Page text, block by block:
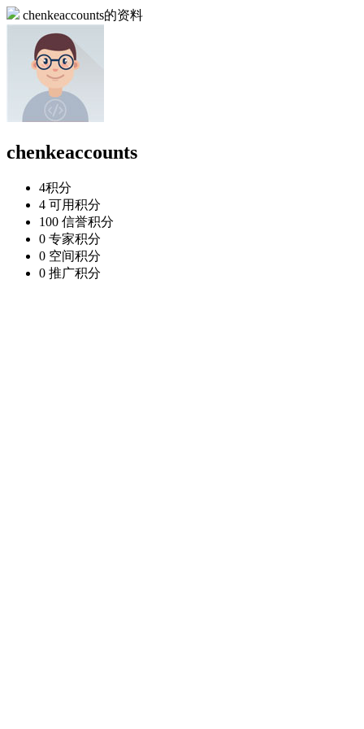
chenkeaccounts的资料
chenkeaccounts
4积分
4 可用积分
100 信誉积分
0 专家积分
0 空间积分
0 推广积分